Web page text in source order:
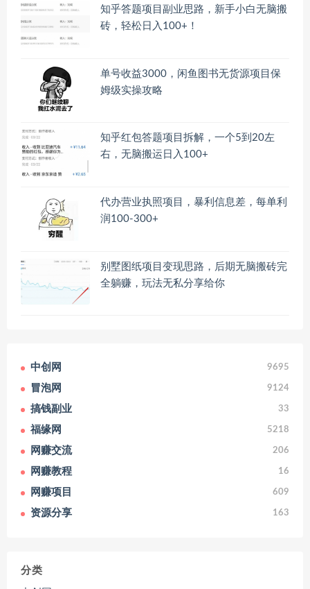
知乎答题项目副业思路，新手小白无脑搬
砖，轻松日入100+！
单号收益3000，闲鱼图书无货源项目保
姆级实操攻略
知乎红包答题项目拆解，一个5到20左
右，无脑搬运日入100+
代办营业执照项目，暴利信息差，每单利
润100-300+
别墅图纸项目变现思路，后期无脑搬砖完
全躺赚，玩法无私分享给你
中创网 9695
冒泡网 9124
搞钱副业 33
福缘网 5218
网赚交流 206
网赚教程 16
网赚项目 609
资源分享 163
分类